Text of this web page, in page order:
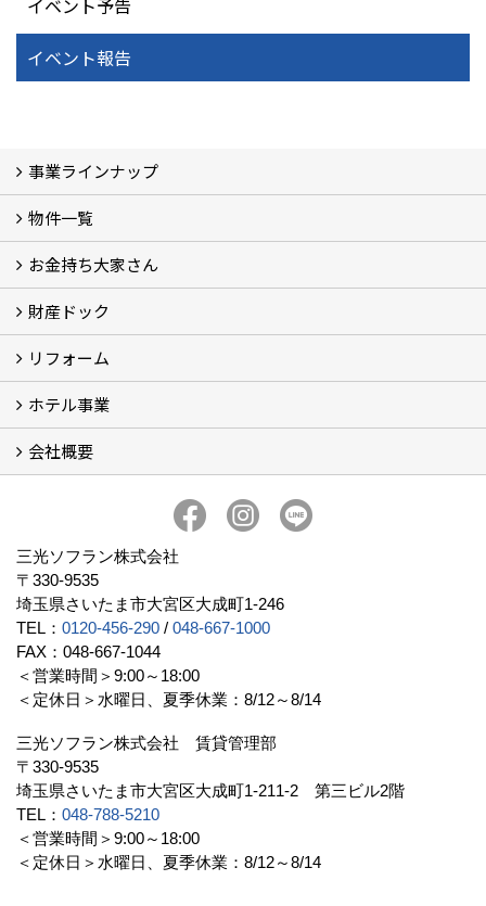
イベント報告
事業ラインナップ
三光ソフラン株式会社の強み
資産運用
収益物件
賃貸管理 (2)
土地有効活用 (3)
相続対策・コンサルティング (3)
不動産買取・売買・仲介 (3)
リフォーム
空き家・空き地対策 (2)
設計・施工・建築請負
物件一覧
物件一覧
フォトギャラリー
弊社施工事例3D写真
お金持ち大家さん
お金持ち大家さん
資産運用コラム (15)
お金持ち大家さんセミナー
財産ドック
財産ドック
リフォーム
リフォーム
ホテル事業
三光ソフランの収益用ホテルのご紹介
ホテル一覧
宿泊施設の主な経営形態
京都での相続税対策例
京都での収益用ホテル(ブティックホテル)の投資活用
訪日外国人旅行者数に関するデータ
よくある質問
会社概要
三光ソフランについて (19)
リクルート情報（新卒採用）
リクルート情報（中途採用）
プライバシーポリシー
三光ソフラン株式会社
〒330-9535
埼玉県さいたま市大宮区大成町1-246
TEL： 0120-456-290 / 048-667-1000
FAX：048-667-1044
＜営業時間＞9:00～18:00
＜定休日＞水曜日、夏季休業：8/12～8/14
三光ソフラン株式会社 賃貸管理部
〒330-9535
埼玉県さいたま市大宮区大成町1-211-2 第三ビル2階
TEL： 048-788-5210
＜営業時間＞9:00～18:00
＜定休日＞水曜日、夏季休業：8/12～8/14